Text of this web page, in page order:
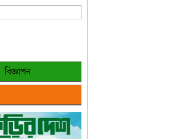
বিজ্ঞাপন